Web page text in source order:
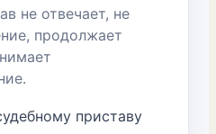
не отвечает, не
продолжает
приставу